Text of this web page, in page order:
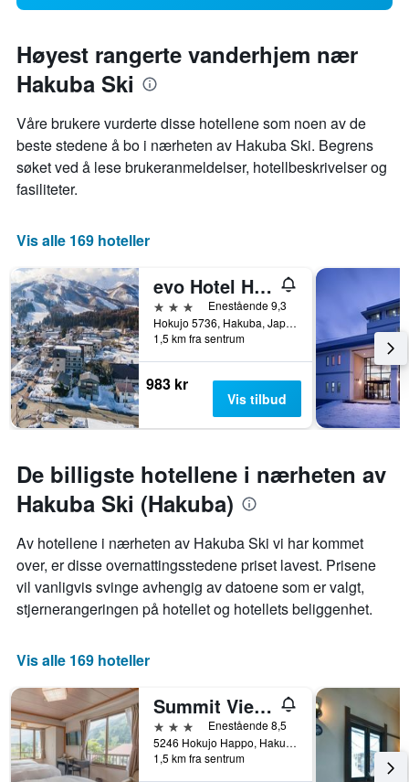
Høyest rangerte vanderhjem nær
Hakuba Ski
Våre brukere vurderte disse hotellene som noen av de
beste stedene å bo i nærheten av Hakuba Ski. Begrens
søket ved å lese brukeranmeldelser, hotellbeskrivelser og
fasiliteter.
Vis alle 169 hoteller
evo Hotel Hakuba
3 stjernerEnestående 9,3
Hokujo 5736, Hakuba, Japan
1,5 km fra sentrum
983 kr
Vis tilbud
De billigste hotellene i nærheten av
Hakuba Ski (Hakuba)
Av hotellene i nærheten av Hakuba Ski vi har kommet
over, er disse overnattingsstedene priset lavest. Prisene
vil vanligvis svinge avhengig av datoene som er valgt,
stjernerangeringen på hotellet og hotellets beliggenhet.
Vis alle 169 hoteller
Summit Views Hakuba
3 stjernerEnestående 8,5
5246 Hokujo Happo, Hakuba, Japan
1,5 km fra sentrum